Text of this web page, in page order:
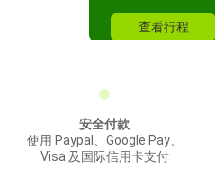
查看行程
安全付款
使用 Paypal、Google Pay、
Visa 及国际信用卡支付